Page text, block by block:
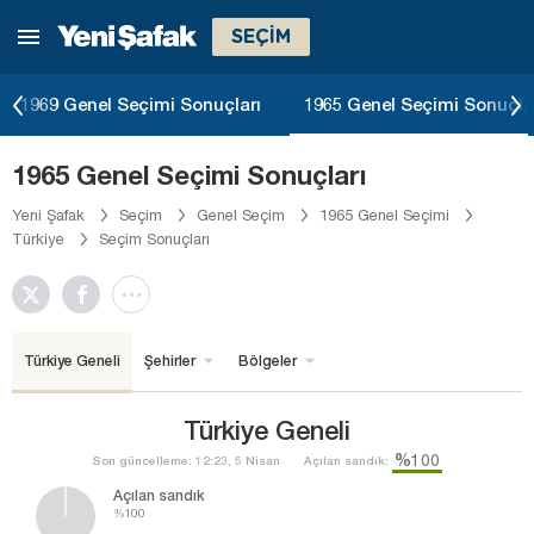
SEÇİM
1969 Genel Seçimi Sonuçları 1965 Genel Seçimi
1965 Genel Seçimi Sonuçları
Yeni Şafak Seçim Genel Seçim
1965 Genel Seçimi
Türkiye
Seçim Sonuçları
Türkiye Geneli Şehirler Bölgeler
Türkiye Geneli
Son güncelleme: 12:23, 5 Nisan Açılan sandık: %100
Açılan sandık
%100